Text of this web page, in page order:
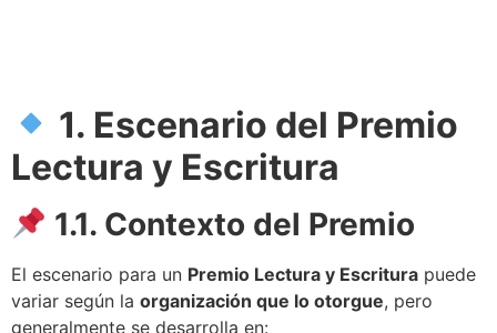
1. Escenario del Premio
Lectura y Escritura
1.1. Contexto del Premio
El escenario para un Premio Lectura y Escritura puede
variar según la organización que lo otorgue, pero
generalmente se desarrolla en: